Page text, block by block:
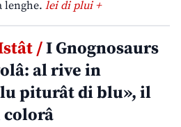
lenghe. lei di plui +
/I Gnognosaurs
al rive in
piturât di blu», il